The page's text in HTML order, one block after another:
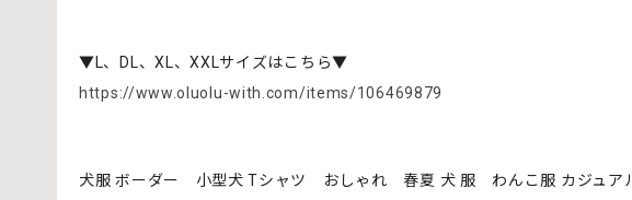
▼L、DL、XL、XXLサイズはこちら▼
https://www.oluolu-with.com/items/106469879
犬服 ボーダー 小型犬 Tシャツ おしゃれ 春夏 犬 服 わんこ服 カジュ